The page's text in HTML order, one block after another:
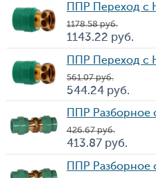
ППР Переход с
Цена
1 178.58 руб.
1 143.22 руб.
ППР Переход с
Цена
561.07 руб.
544.24 руб.
ППР Разборное
Цена
426.67 руб.
413.87 руб.
ППР Разборное